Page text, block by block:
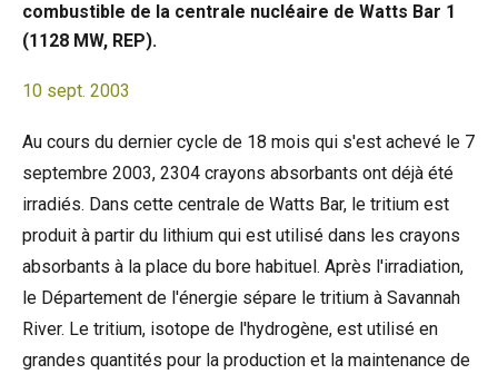
combustible de la centrale nucléaire de Watts Bar 1
(1128 MW, REP).
10 sept. 2003
Au cours du dernier cycle de 18 mois qui s'est achevé le 7
septembre 2003, 2304 crayons absorbants ont déjà été
irradiés. Dans cette centrale de Watts Bar, le tritium est
produit à partir du lithium qui est utilisé dans les crayons
absorbants à la place du bore habituel. Après l'irradiation,
le Département de l'énergie sépare le tritium à Savannah
River. Le tritium, isotope de l'hydrogène, est utilisé en
grandes quantités pour la production et la maintenance de